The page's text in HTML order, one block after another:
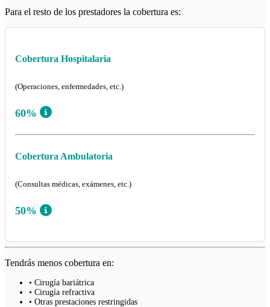
Para el resto de los prestadores la cobertura es:
Cobertura Hospitalaria
(Operaciones, enfermedades, etc.)
60%
Cobertura Ambulatoria
(Consultas médicas, exámenes, etc.)
50%
Tendrás menos cobertura en:
• Cirugía bariátrica
• Cirugía refractiva
• Otras prestaciones restringidas